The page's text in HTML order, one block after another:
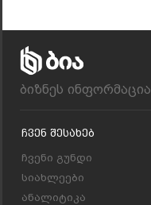
ბიზნეს ინფორმაცია
Ჩვენ Შესახებ
ჩვენი გუნდი
სიახლეები
ანალიტიკა